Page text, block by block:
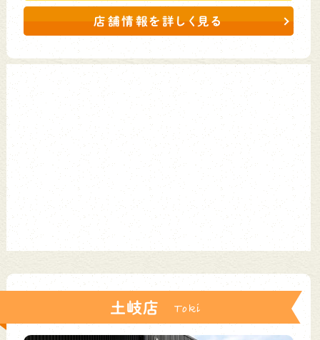
店舗情報を詳しく見る
土岐店